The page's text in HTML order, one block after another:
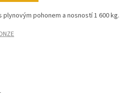
pohonem a nosností 1 600 kg.